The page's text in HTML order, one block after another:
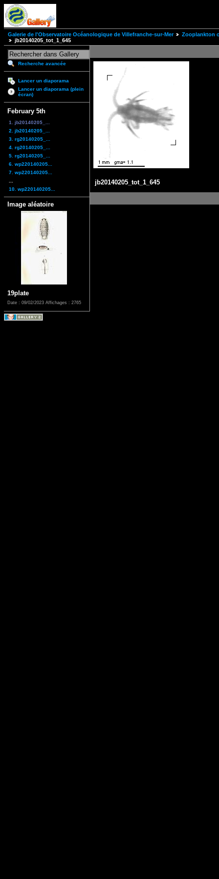
Galerie de l'Observatoire Océanologique de Villefranche-sur-Mer
Zooplankton
jb20140205_tot_1_645
Recherche avancée
Lancer un diaporama
Lancer un diaporama (plein
écran)
February 5th
1. jb20140205_...
2. jb20140205_...
3. rg20140205_...
4. rg20140205_...
5. rg20140205_...
6. wp220140205...
7. wp220140205...
10. wp220140205...
Image aléatoire
19plate
Date : 09/02/2023 Affichages : 2765
jb20140205_tot_1_645